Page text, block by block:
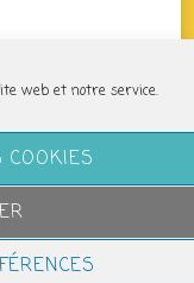
web et notre service.
COOKIES